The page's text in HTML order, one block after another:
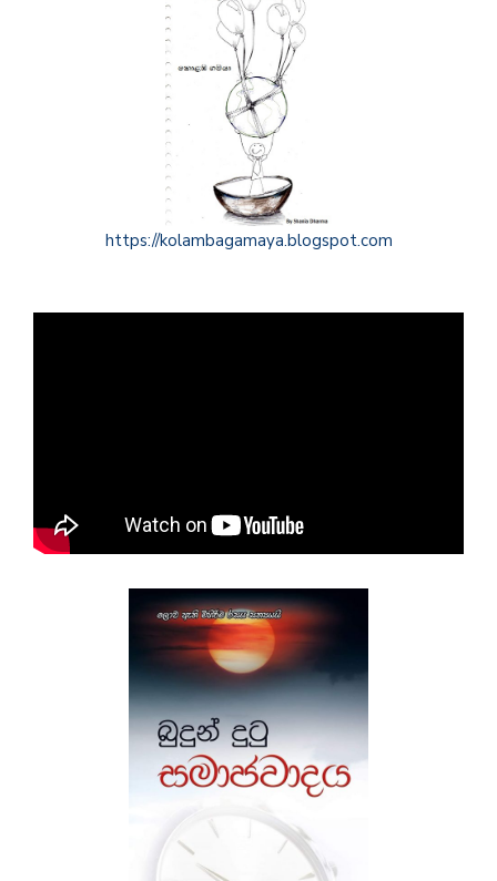
https://kolambagamaya.blogspot.com